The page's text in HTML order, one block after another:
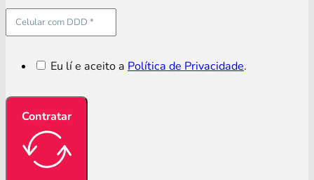
Eu lí e aceito a Política de Privacidade.
Contratar